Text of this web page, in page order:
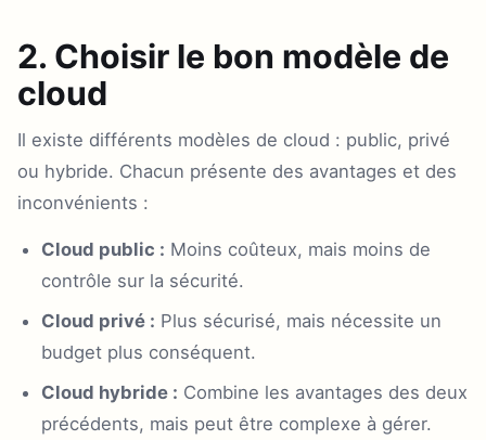
2. Choisir le bon modèle de
cloud
Il existe différents modèles de cloud : public, privé
ou hybride. Chacun présente des avantages et des
inconvénients :
Cloud public : Moins coûteux, mais moins de
contrôle sur la sécurité.
Cloud privé : Plus sécurisé, mais nécessite un
budget plus conséquent.
Cloud hybride : Combine les avantages des deux
précédents, mais peut être complexe à gérer.